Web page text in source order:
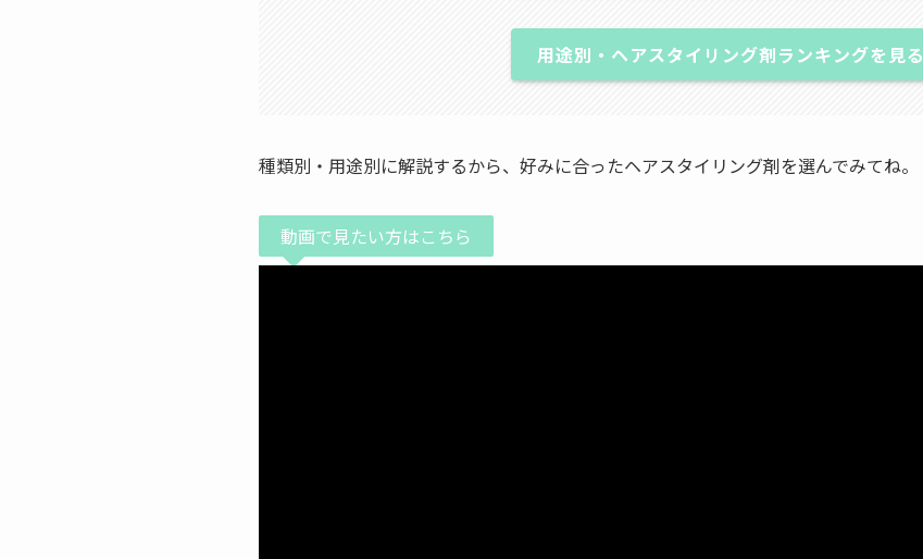
用途別・ヘアスタイリング剤ランキングを見る
種類別・用途別に解説するから、好みに合ったヘアスタイリング剤を選んでみてね。
動画で見たい方はこちら